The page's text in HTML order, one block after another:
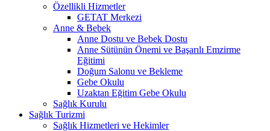
Özellikli Hizmetler
GETAT Merkezi
Anne & Bebek
Anne Dostu ve Bebek Dostu
Anne Sütünün Önemi ve Başarılı Emzirme
Eğitimi
Doğum Salonu ve Bekleme
Gebe Okulu
Uzaktan Eğitim Gebe Okulu
Sağlık Kurulu
Sağlık Turizmi
Sağlık Hizmetleri ve Hekimler